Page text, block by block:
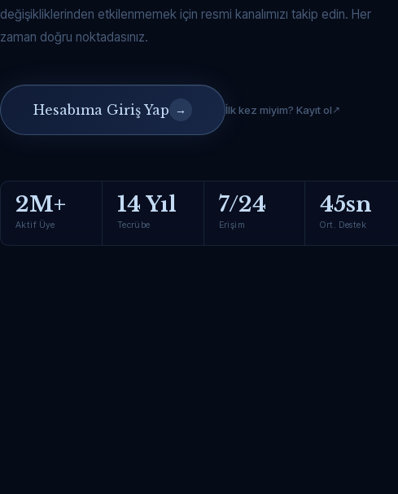
değişikliklerinden etkilenmemek için resmi kanalımızı takip edin. Her
zaman doğru noktadasınız.
Hesabıma Giriş Yap → İlk kez miyim? Kayıt ol
2M+
Aktif Üye
14 Yıl
Tecrübe
7/24
Erişim
45sn
Ort. Destek